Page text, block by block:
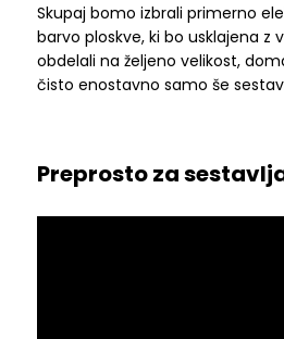
Skupaj bomo izbrali primerno
barvo ploskve, ki bo usklajena z
obdelali na željeno velikost,
čisto enostavno samo še
Preprosto za